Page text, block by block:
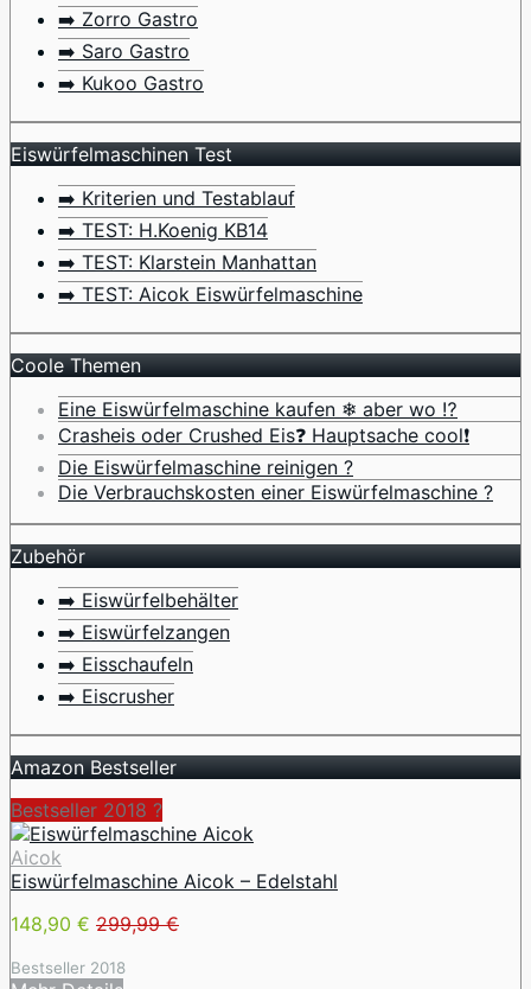
➡️ Zorro Gastro
➡️ Saro Gastro
➡️ Kukoo Gastro
Eiswürfelmaschinen Test
➡️ Kriterien und Testablauf
➡️ TEST: H.Koenig KB14
➡️ TEST: Klarstein Manhattan
➡️ TEST: Aicok Eiswürfelmaschine
Coole Themen
Eine Eiswürfelmaschine kaufen ❄ aber wo ⁉️
Crasheis oder Crushed Eis❓ Hauptsache cool❗
Die Eiswürfelmaschine reinigen ?
Die Verbrauchskosten einer Eiswürfelmaschine ?
Zubehör
➡️ Eiswürfelbehälter
➡️ Eiswürfelzangen
➡️ Eisschaufeln
➡️ Eiscrusher
Amazon Bestseller
Bestseller 2018 ?
Aicok
Eiswürfelmaschine Aicok – Edelstahl
148,90 € 299,99 €
Bestseller 2018